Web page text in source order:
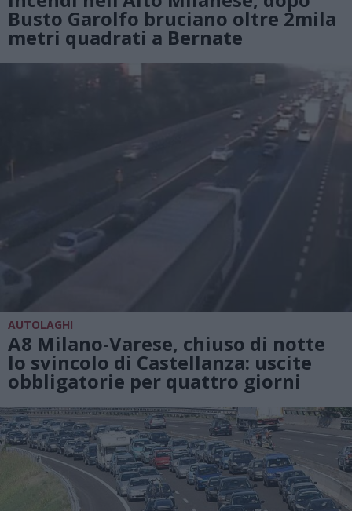
Busto Garolfo bruciano oltre 2mila
metri quadrati a Bernate
AUTOLAGHI
A8 Milano-Varese, chiuso di notte
lo svincolo di Castellanza: uscite
obbligatorie per quattro giorni